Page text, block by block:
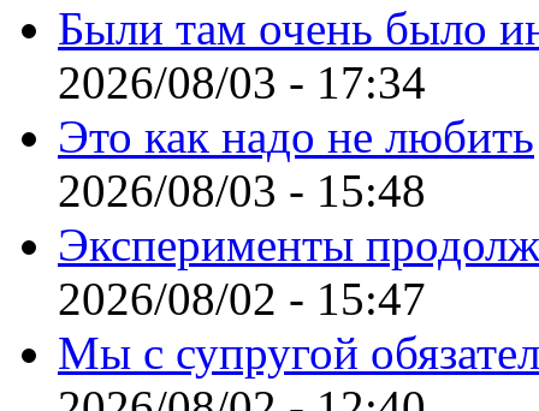
Были там очень было
2026/08/03 - 17:34
Это как надо не любить
2026/08/03 - 15:48
Эксперименты
2026/08/02 - 15:47
Мы с супругой